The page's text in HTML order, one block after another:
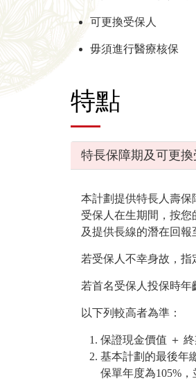
可更換受保人
毋須進行醫療核保
特點
特長保障期及可更換
本計劃提供特長人壽保
受保人在生期間，按您
及提供長線的潛在回報
若受保人不幸身故，指
若首名受保人投保時年
以下列較高者為準：
保證現金價值 ＋
基本計劃的最後年
保單年度為105%，